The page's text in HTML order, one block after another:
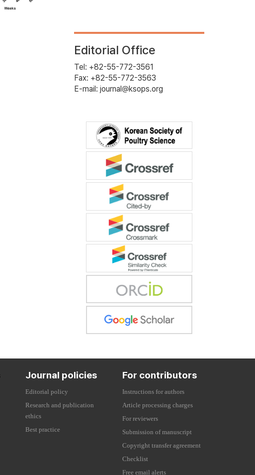
Editorial Office
Tel: +82-55-772-3561
Fax: +82-55-772-3563
E-mail: journal@ksops.org
Journal policies
Editorial policy
Research and publication
ethics
Best practice
For contributors
Instructions for authors
Article processing charges
For reviewers
Submission of manuscript
Copyright transfer agreement
Checklist
Free email alerts